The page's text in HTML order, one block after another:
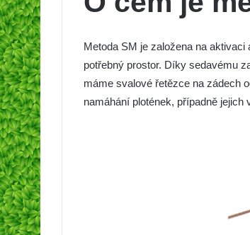
Metoda SM je založena na
potřebný prostor. Díky sedavému
máme svalové řetězce na zádech
namáhání plotének, případně